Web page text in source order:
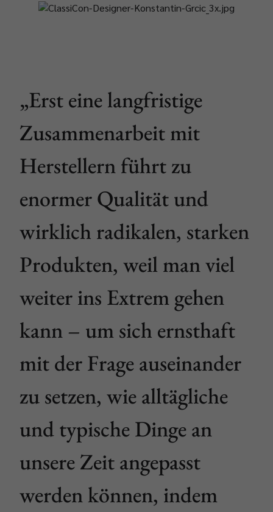
Erst eine langfristige
Zusammenarbeit mit
Herstellern führt zu
enormer Qualität und
wirklich radikalen, starken
Produkten, weil man viel
weiter ins Extrem gehen
kann – um sich ernsthaft
mit der Frage auseinander
zu setzen, wie alltägliche
und typische Dinge an
unsere Zeit angepasst
werden können, indem